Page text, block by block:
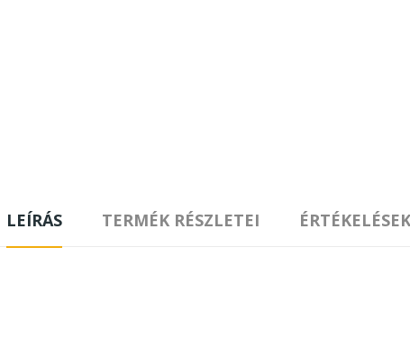
LEÍRÁS TERMÉK RÉSZLETEI ÉRTÉKELÉSEK